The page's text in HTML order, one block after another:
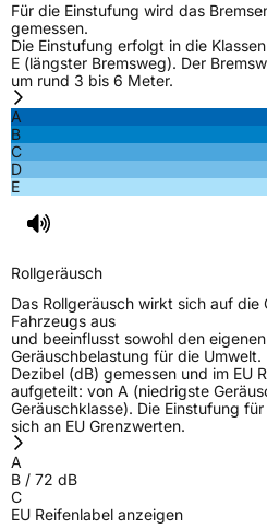
Für die Einstufung wird das
gemessen.
Die Einstufung erfolgt in die
E (längster Bremsweg). Der
um rund 3 bis 6 Meter.
A
B
C
D
E
Rollgeräusch
Das Rollgeräusch wirkt sich auf die
Fahrzeugs aus
und beeinflusst sowohl den
Geräuschbelastung für die Umwelt.
Dezibel (dB) gemessen und im EU
aufgeteilt: von A (niedrigste
Geräuschklasse). Die Einstufung
sich an EU Grenzwerten.
A
B / 72 dB
C
EU Reifenlabel anzeigen